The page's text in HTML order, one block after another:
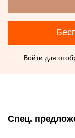
Войти для
Спец.